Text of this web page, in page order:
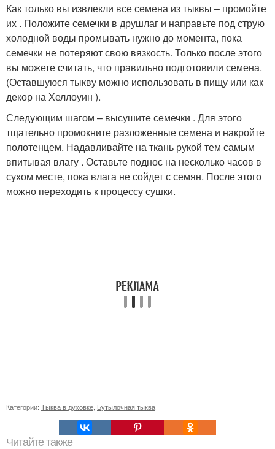
Как только вы извлекли все семена из тыквы – промойте
их . Положите семечки в друшлаг и направьте под струю
холодной воды промывать нужно до момента, пока
семечки не потеряют свою вязкость. Только после этого
вы можете считать, что правильно подготовили семена.
(Оставшуюся тыкву можно использовать в пищу или как
декор на Хеллоуин ).
Следующим шагом – высушите семечки . Для этого
тщательно промокните разложенные семена и накройте
полотенцем. Надавливайте на ткань рукой тем самым
впитывая влагу . Оставьте поднос на несколько часов в
сухом месте, пока влага не сойдет с семян. После этого
можно переходить к процессу сушки.
Категории: Тыква в духовке Бутылочная тыква
Читайте также